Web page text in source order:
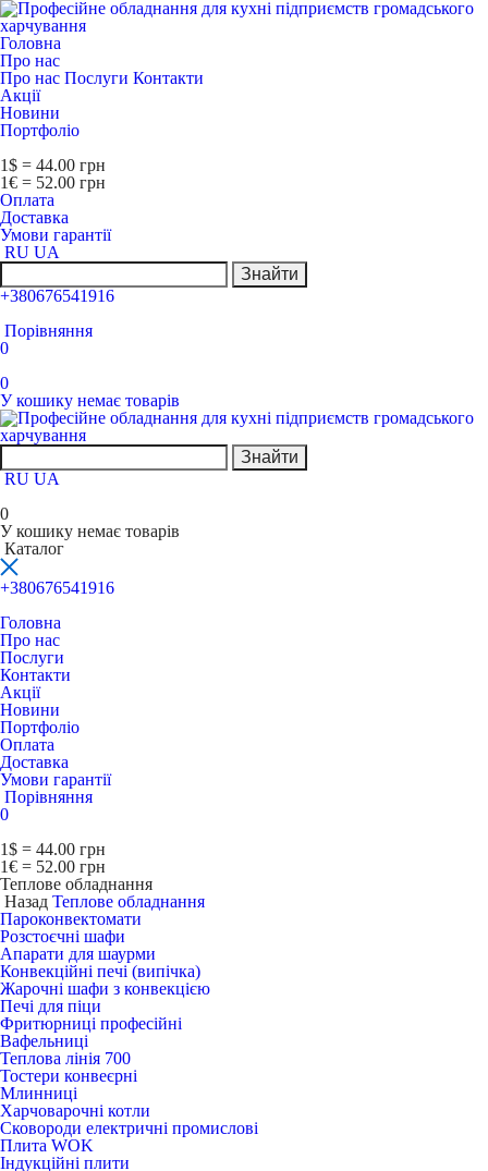
Головна
Про нас
Про нас Послуги Контакти
Акції
Новини
Портфоліо
1$ = 44.00 грн
1€ = 52.00 грн
Оплата
Доставка
Умови гарантії
RU UA
Знайти
+380676541916
Порівняння
0
0
У кошику немає товарів
Знайти
RU UA
0
У кошику немає товарів
Каталог
+380676541916
Головна
Про нас
Послуги
Контакти
Акції
Новини
Портфоліо
Оплата
Доставка
Умови гарантії
Порівняння
0
1$ = 44.00 грн
1€ = 52.00 грн
Теплове обладнання
Назад Теплове обладнання
Пароконвектомати
Розстоєчні шафи
Апарати для шаурми
Конвекційні печі (випічка)
Жарочні шафи з конвекцією
Печі для піци
Фритюрниці професійні
Вафельниці
Теплова лінія 700
Тостери конвеєрні
Млинниці
Харчоварочні котли
Сковороди електричні промислові
Плита WOK
Індукційні плити